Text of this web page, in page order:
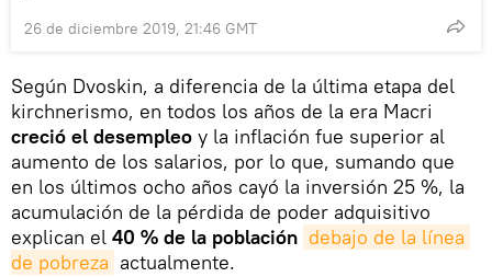
26 de diciembre 2019, 21:46 GMT
Según Dvoskin, a diferencia de la última etapa del
kirchnerismo, en todos los años de la era Macri
creció el desempleo y la inflación fue superior al
aumento de los salarios, por lo que, sumando que
en los últimos ocho años cayó la inversión 25 %, la
acumulación de la pérdida de poder adquisitivo
explican el 40 % de la población debajo de la línea
de pobreza actualmente.